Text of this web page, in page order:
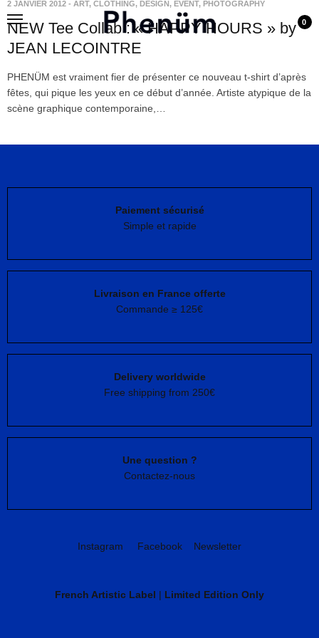
0
2 JANVIER 2012 - ART, CLOTHING, DESIGN, EVENT, PHOTOGRAPHY
NEW Tee Collab : « HAPPY HOURS » by
JEAN LECOINTRE
PHENÜM est vraiment fier de présenter ce nouveau t-shirt d’après
fêtes, qui pique les yeux en ce début d’année. Artiste atypique de la
scène graphique contemporaine,…
Paiement sécurisé
Simple et rapide
Livraison en France offerte
Commande ≥ 125€
Delivery worldwide
Free shipping from 250€
Une question ?
Contactez-nous
Instagram Facebook Newsletter
French Artistic Label | Limited Edition Only